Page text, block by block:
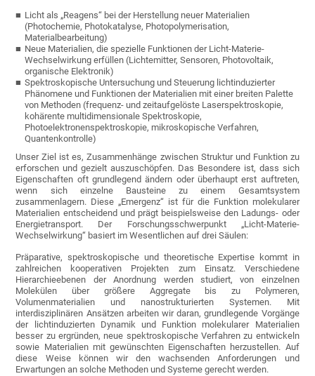
Licht als „Reagens“ bei der Herstellung neuer Materialien
(Photochemie, Photokatalyse, Photopolymerisation,
Materialbearbeitung)
Neue Materialien, die spezielle Funktionen der Licht-Materie-
Wechselwirkung erfüllen (Lichtemitter, Sensoren, Photovoltaik,
organische Elektronik)
Spektroskopische Untersuchung und Steuerung lichtinduzierter
Phänomene und Funktionen der Materialien mit einer breiten Palette
von Methoden (frequenz- und zeitaufgelöste Laserspektroskopie,
kohärente multidimensionale Spektroskopie,
Photoelektronenspektroskopie, mikroskopische Verfahren,
Quantenkontrolle)
Unser Ziel ist es, Zusammenhänge zwischen Struktur und Funktion zu
erforschen und gezielt auszuschöpfen. Das Besondere ist, dass sich
Eigenschaften oft grundlegend ändern oder überhaupt erst auftreten,
wenn sich einzelne Bausteine zu einem Gesamtsystem
zusammenlagern. Diese „Emergenz“ ist für die Funktion molekularer
Materialien entscheidend und prägt beispielsweise den Ladungs- oder
Energietransport. Der Forschungsschwerpunkt „Licht-Materie-
Wechselwirkung“ basiert im Wesentlichen auf drei Säulen:
Präparative, spektroskopische und theoretische Expertise kommt in
zahlreichen kooperativen Projekten zum Einsatz. Verschiedene
Hierarchieebenen der Anordnung werden studiert, von einzelnen
Molekülen über größere Aggregate bis zu Polymeren,
Volumenmaterialien und nanostrukturierten Systemen. Mit
interdisziplinären Ansätzen arbeiten wir daran, grundlegende Vorgänge
der lichtinduzierten Dynamik und Funktion molekularer Materialien
besser zu ergründen, neue spektroskopische Verfahren zu entwickeln
sowie Materialien mit gewünschten Eigenschaften herzustellen. Auf
diese Weise können wir den wachsenden Anforderungen und
Erwartungen an solche Methoden und Systeme gerecht werden.